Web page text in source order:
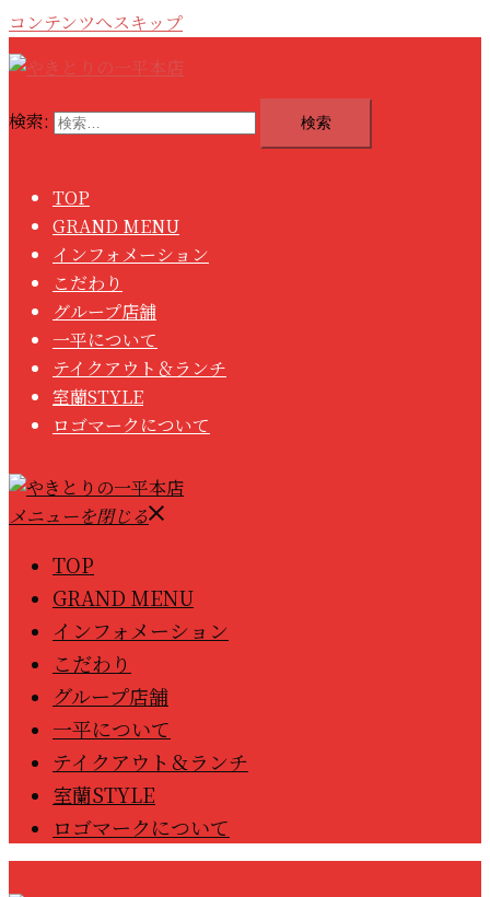
コンテンツへスキップ
検索:
TOP
GRAND MENU
インフォメーション
こだわり
グループ店舗
一平について
テイクアウト＆ランチ
室蘭STYLE
ロゴマークについて
メニューを閉じる
TOP
GRAND MENU
インフォメーション
こだわり
グループ店舗
一平について
テイクアウト＆ランチ
室蘭STYLE
ロゴマークについて